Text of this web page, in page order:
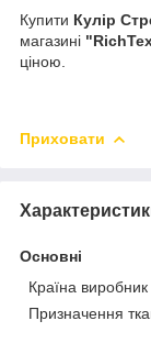
Купити Кулір
магазині
ціною.
Приховати
Основні
Країна виробник
Призначення